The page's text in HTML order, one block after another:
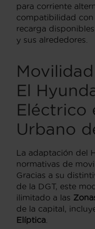
para corriente
compatibilidad
recarga
y sus alrededores.
El
Eléctrico
Urbano
La adaptación del
normativas de
Gracias a su
de la DGT, este
ilimitado a las
de la capital,
Elíptica